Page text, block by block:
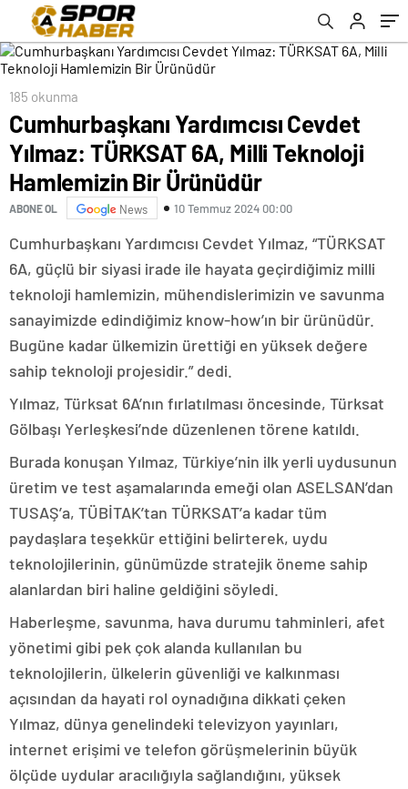
Ürünüdür
185 okunma
Cumhurbaşkanı Yardımcısı Cevdet
Yılmaz: TÜRKSAT 6A, Milli Teknoloji
Hamlemizin Bir Ürünüdür
ABONE OL News 10 Temmuz 2024 00:00
Cumhurbaşkanı Yardımcısı Cevdet Yılmaz, “TÜRKSAT
6A, güçlü bir siyasi irade ile hayata geçirdiğimiz milli
teknoloji hamlemizin, mühendislerimizin ve savunma
sanayimizde edindiğimiz know-how’ın bir ürünüdür.
Bugüne kadar ülkemizin ürettiği en yüksek değere
sahip teknoloji projesidir.” dedi.
Yılmaz, Türksat 6A’nın fırlatılması öncesinde, Türksat
Gölbaşı Yerleşkesi’nde düzenlenen törene katıldı.
Burada konuşan Yılmaz, Türkiye’nin ilk yerli uydusunun
üretim ve test aşamalarında emeği olan ASELSAN’dan
TUSAŞ’a, TÜBİTAK’tan TÜRKSAT’a kadar tüm
paydaşlara teşekkür ettiğini belirterek, uydu
teknolojilerinin, günümüzde stratejik öneme sahip
alanlardan biri haline geldiğini söyledi.
Haberleşme, savunma, hava durumu tahminleri, afet
yönetimi gibi pek çok alanda kullanılan bu
teknolojilerin, ülkelerin güvenliği ve kalkınması
açısından da hayati rol oynadığına dikkati çeken
Yılmaz, dünya genelindeki televizyon yayınları,
internet erişimi ve telefon görüşmelerinin büyük
ölçüde uydular aracılığıyla sağlandığını, yüksek